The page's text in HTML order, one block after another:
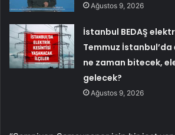
Ağustos 9, 2026
İstanbul BEDAŞ
Temmuz
ne zaman bitecek,
gelecek?
Ağustos 9, 2026